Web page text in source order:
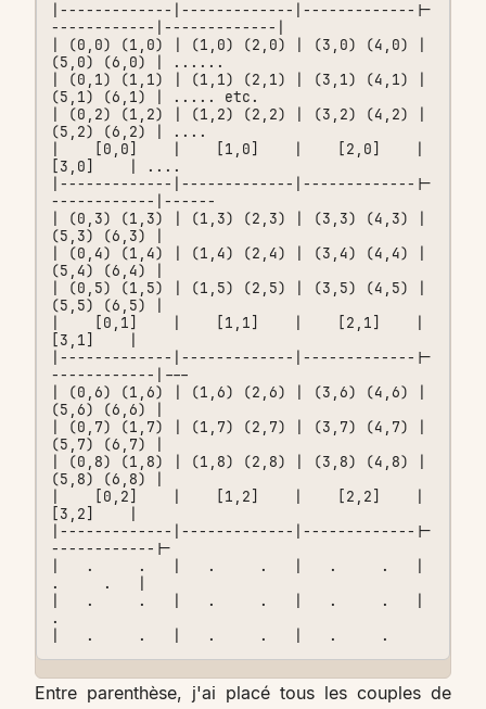
|-------------|-------------|-------------|-
------------|-------------|
| (0,0) (1,0) | (1,0) (2,0) | (3,0) (4,0) |
(5,0) (6,0) | ......
| (0,1) (1,1) | (1,1) (2,1) | (3,1) (4,1) |
(5,1) (6,1) | ..... etc.
| (0,2) (1,2) | (1,2) (2,2) | (3,2) (4,2) |
(5,2) (6,2) | ....
|    [0,0]    |    [1,0]    |    [2,0]    |
[3,0]    | ....
|-------------|-------------|-------------|-
------------|------
| (0,3) (1,3) | (1,3) (2,3) | (3,3) (4,3) |
(5,3) (6,3) |
| (0,4) (1,4) | (1,4) (2,4) | (3,4) (4,4) |
(5,4) (6,4) |
| (0,5) (1,5) | (1,5) (2,5) | (3,5) (4,5) |
(5,5) (6,5) |
|    [0,1]    |    [1,1]    |    [2,1]    |
[3,1]    |
|-------------|-------------|-------------|-
------------|---
| (0,6) (1,6) | (1,6) (2,6) | (3,6) (4,6) |
(5,6) (6,6) |
| (0,7) (1,7) | (1,7) (2,7) | (3,7) (4,7) |
(5,7) (6,7) |
| (0,8) (1,8) | (1,8) (2,8) | (3,8) (4,8) |
(5,8) (6,8) |
|    [0,2]    |    [1,2]    |    [2,2]    |
[3,2]    |
|-------------|-------------|-------------|-
------------|-
|   .     .   |   .     .   |   .     .   |
.     .   |
|   .     .   |   .     .   |   .     .   |
.
Entre parenthèse, j'ai placé tous les couples de